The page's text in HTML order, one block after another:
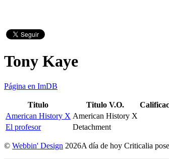
Tony Kaye
Página en ImDB
Titulo Titulo V.O.
American History X American History X
El profesor
Detachment
© Webbin' Design 2026A día de hoy Criticalia